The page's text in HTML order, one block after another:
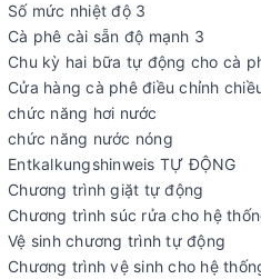
Số mức nhiệt độ 3
Cà phê cài sẵn độ mạnh 3
Chu kỳ hai bữa tự động cho cà
Cửa hàng cà phê điều chỉnh
chức năng hơi nước
chức năng nước nóng
Entkalkungshinweis TỰ ĐỘNG
Chương trình giặt tự động
Chương trình súc rửa cho hệ
Vệ sinh chương trình tự động
Chương trình vệ sinh cho hệ